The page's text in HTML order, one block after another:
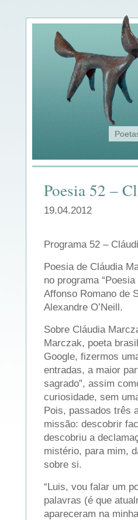
Poesia 52 –
19.04.2012
Programa 52 –
Poesia de Cláudia
no programa
Affonso Romano de
Alexandre O’Neill.
Sobre Cláudia
Marczak, poeta
Google, fizermos
entradas, a maior
sagrado”, assim
curiosidade, sem
Pois, passados três
missão: descobrir
descobriu a
mistério, para mim,
sobre si.
“Luis, vou falar um
palavras (é que
apareceram na